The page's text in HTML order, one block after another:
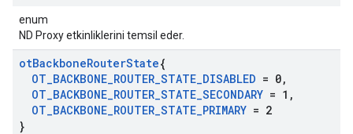
enum
ND Proxy etkinliklerini temsil eder.
otBackboneRouterState{
OT_BACKBONE_ROUTER_STATE_DISABLED = 0,
OT_BACKBONE_ROUTER_STATE_SECONDARY = 1 ,
OT_BACKBONE_ROUTER_STATE_PRIMARY = 2
}